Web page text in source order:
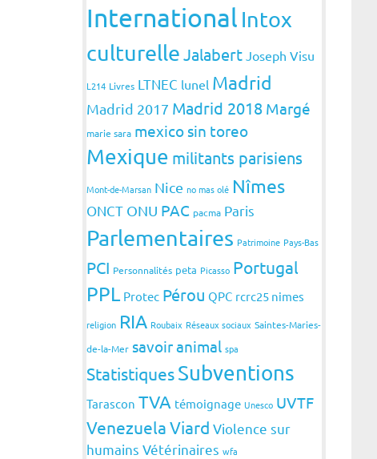
International Intox
culturelle Jalabert Joseph Visu
L214 Livres LTNEC lunel Madrid
Madrid 2017 Madrid 2018 Margé
marie sara mexico sin toreo
Mexique militants parisiens
Mont-de-Marsan Nice no mas olé Nîmes
ONCT ONU PAC pacma Paris
Parlementaires Patrimoine Pays-Bas
PCI Personnalités peta Picasso Portugal
PPL Protec Pérou QPC rcrc25 nimes
religion RIA Roubaix Réseaux sociaux Saintes-Maries-
de-la-Mer savoir animal spa
StatistiquesSubventions
Tarascon TVA témoignage Unesco UVTF
VenezuelaViard Violence sur
humains Vétérinaires wfa